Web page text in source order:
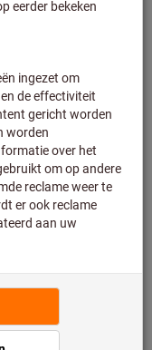
voorwerpen)